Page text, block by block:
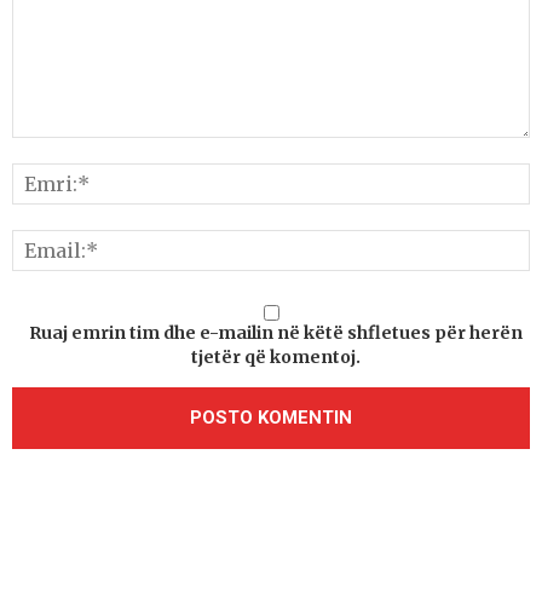
Ruaj emrin tim dhe e-mailin në këtë shfletues për herën
tjetër që komentoj.